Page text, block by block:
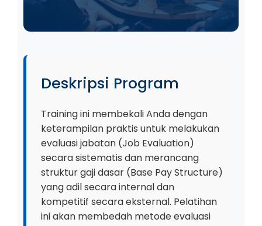
Deskripsi Program
Training ini membekali Anda dengan
keterampilan praktis untuk melakukan
evaluasi jabatan (Job Evaluation)
secara sistematis dan merancang
struktur gaji dasar (Base Pay Structure)
yang adil secara internal dan
kompetitif secara eksternal. Pelatihan
ini akan membedah metode evaluasi